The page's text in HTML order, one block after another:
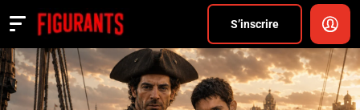
S’inscrire
Actualités